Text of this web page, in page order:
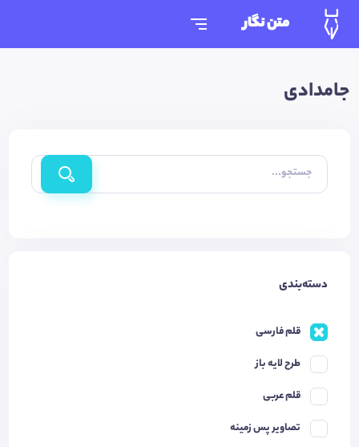
متن نگار
جامدادی
جستجو...
دسته‌بندی
قلم فارسی
طرح لایه باز
قلم عربی
تصاویر پس زمینه